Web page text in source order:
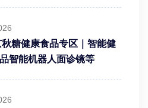
糖健康食品专区｜智能健
智能机器人面诊镜等